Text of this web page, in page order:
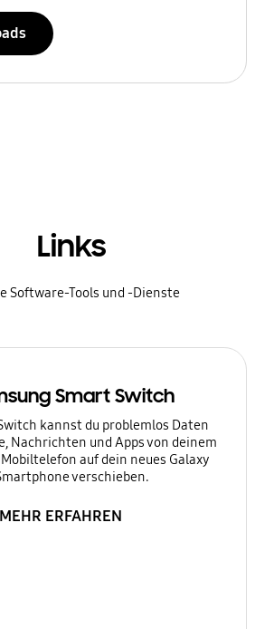
Links
Software-Tools und -Dienste
Smart Switch
kannst du problemlos Daten
Nachrichten und Apps von deinem
auf dein neues Galaxy
verschieben.
MEHR ERFAHREN